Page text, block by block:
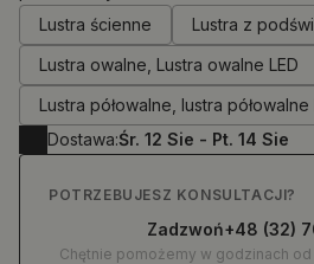
Lustra ścienne
Lustra z
Lustra owalne, Lustra owalne LED
Lustra półowalne, lustra półowalne
Dostawa:Śr. 12 Sie - Pt. 14 Sie
POTRZEBUJESZ KONSULTACJI?
Zadzwoń+48 (32)
Chętnie pomożemy w godzinach